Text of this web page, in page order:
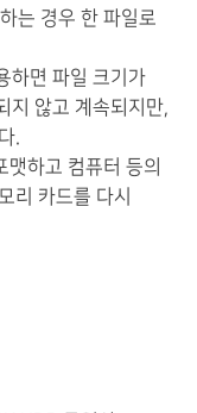
는 경우 한 파일로
하면 파일 크기가
지 않고 계속되지만,
.
하고 컴퓨터 등의
리 카드를 다시